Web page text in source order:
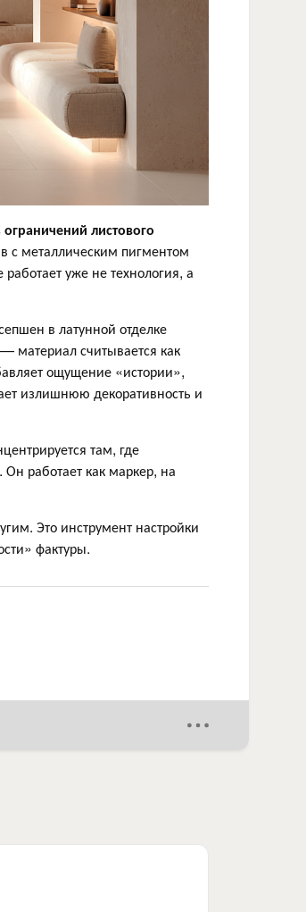
листового
с металлическим пигментом
уже не технология, а
в латунной отделке
материал считывается как
ощущение «истории»,
излишнюю декоративность и
там, где
работает как маркер, на
Это инструмент настройки
фактуры.